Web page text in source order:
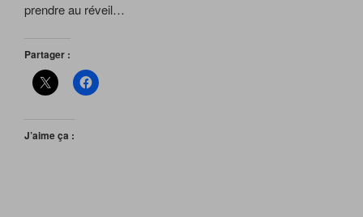
prendre au réveil…
Partager :
J’aime ça :